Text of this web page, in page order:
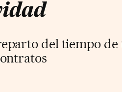
del tiempo